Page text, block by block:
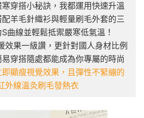
穿搭小秘訣，我都運用快速升溫
羊毛針織衫與輕量刷毛外套的三
曲線並輕鬆抵禦嚴寒低氣溫！
效果一級讚，更針對國人身材比例
穿搭隨處都能成為你專屬的時尚
顯瘦視覺效果，且彈性不緊繃的
外線溫灸刷毛發熱衣